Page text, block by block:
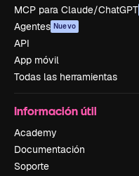
MCP para Claude/ChatGPT
Agentes Nuevo
API
App móvil
Todas las herramientas
Información útil
Academy
Documentación
Soporte